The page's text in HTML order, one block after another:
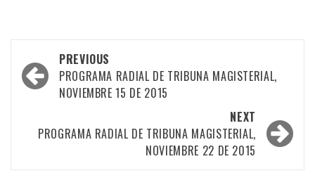
Post
navigation
PREVIOUS
PROGRAMA RADIAL DE TRIBUNA MAGISTERIAL,
NOVIEMBRE 15 DE 2015
NEXT
PROGRAMA RADIAL DE TRIBUNA MAGISTERIAL,
NOVIEMBRE 22 DE 2015